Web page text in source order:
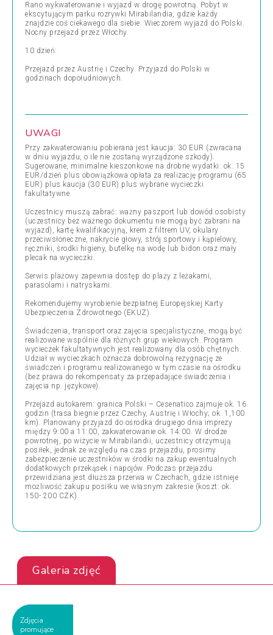
Rano wykwaterowanie i wyjazd w drogę powrotną. Pobyt w
ekscytującym parku rozrywki Mirabilandia, gdzie każdy
znajdzie coś ciekawego dla siebie. Wieczorem wyjazd do Polski.
Nocny przejazd przez Włochy.
10 dzień:
Przejazd przez Austrię i Czechy. Przyjazd do Polski w
godzinach dopołudniowych.
UWAGI
Przy zakwaterowaniu pobierana jest kaucja: 30 EUR (zwracana
w dniu wyjazdu, o ile nie zostaną wyrządzone szkody).
Sugerowane, minimalne kieszonkowe na drobne wydatki: ok. 15
EUR/dzień plus obowiązkowa opłata za realizację programu (65
EUR) plus kaucja (30 EUR) plus wybrane wycieczki
fakultatywne.
Uczestnicy muszą zabrać: ważny paszport lub dowód osobisty
(uczestnicy bez ważnego dokumentu nie mogą być zabrani na
wyjazd), kartę kwalifikacyjną, krem z filtrem UV, okulary
przeciwsłoneczne, nakrycie głowy, strój sportowy i kąpielowy,
ręczniki, środki higieny, butelkę na wodę lub bidon oraz mały
plecak na wycieczki.
Serwis plażowy zapewnia dostęp do plaży z leżakami,
parasolami i natryskami.
Rekomendujemy wyrobienie bezpłatnej Europejskiej Karty
Ubezpieczenia Zdrowotnego (EKUZ).
Świadczenia, transport oraz zajęcia specjalistyczne, mogą być
realizowane wspólnie dla różnych grup wiekowych. Program
wycieczek fakultatywnych jest realizowany dla osób chętnych.
Udział w wycieczkach oznacza dobrowolną rezygnację ze
świadczeń i programu realizowanego w tym czasie na ośrodku
(bez prawa do rekompensaty za przepadające świadczenia i
zajęcia np. językowe).
Przejazd autokarem: granica Polski – Cesenatico zajmuje ok. 16
godzin (trasa biegnie przez Czechy, Austrię i Włochy; ok. 1,100
km). Planowany przyjazd do ośrodka drugiego dnia imprezy
między 9:00 a 11:00, zakwaterowanie ok. 14:00. W drodze
powrotnej, po wizycie w Mirabilandii, uczestnicy otrzymują
posiłek, jednak ze względu na czas przejazdu, prosimy
zabezpieczenie uczestników w środki na zakup ewentualnych
dodatkowych przekąsek i napojów. Podczas przejazdu
przewidziana jest dłuższa przerwa w Czechach, gdzie istnieje
możliwość zakupu posiłku we własnym zakresie (koszt: ok.
150- 200 CZK).
Galeria zdjęć
Zdjęcia
promujące